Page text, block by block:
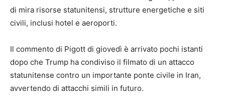
di mira risorse statunitensi, strutture energetiche e siti
civili, inclusi hotel e aeroporti.
Il commento di Pigott di giovedì è arrivato pochi istanti
dopo che Trump ha condiviso il filmato di un attacco
statunitense contro un importante ponte civile in Iran,
avvertendo di attacchi simili in futuro.